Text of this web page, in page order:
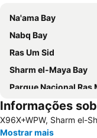
Na'ama Bay
Nabq Bay
Ras Um Sid
Sharm el-Maya Bay
Parque Nacional Ras
Informações
X96X+WPW, Sharm el-
Mostrar mais